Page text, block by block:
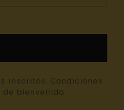
inscritos. Condiciones
bienvenida